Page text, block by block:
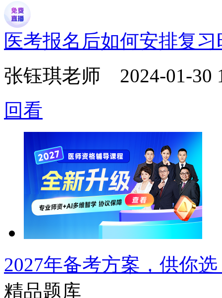
医考报名后如何安排复习
张钰琪老师 2024-01-30
回看
2027年备考方案，供你
精品题库